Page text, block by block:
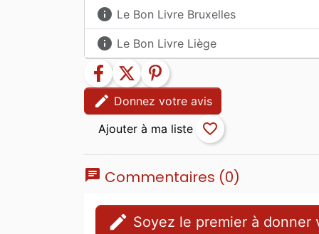
info Le Bon Livre Bruxelles
info Le Bon Livre Liège
facebook twitter
pinterest
edit Donnez votre avis
favorite_border
chat Commentaires (0)
edit Soyez le premier à donner